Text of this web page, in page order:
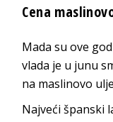
Cena
Mada su ove
vlada je u junu
na maslinovo
Najveći španski